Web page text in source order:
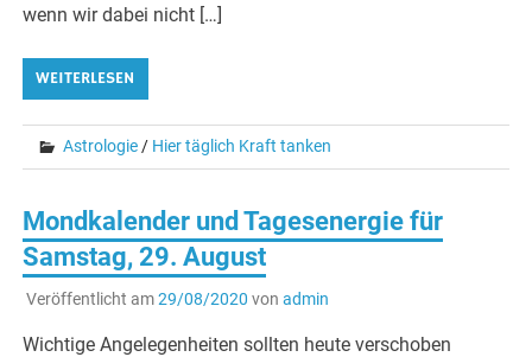
wenn wir dabei nicht […]
WEITERLESEN
Astrologie/ Hier täglich Kraft tanken
Mondkalender und Tagesenergie für
Samstag, 29. August
Veröffentlicht am29/08/2020 von admin
Wichtige Angelegenheiten sollten heute verschoben